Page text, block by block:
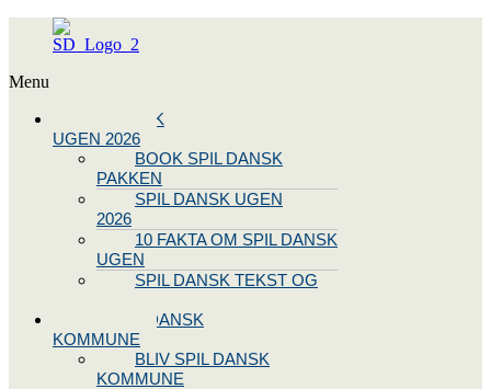
Menu
SPIL DANSK
UGEN 2026
BOOK SPIL DANSK
PAKKEN
SPIL DANSK UGEN
2026
10 FAKTA OM SPIL DANSK
UGEN
SPIL DANSK TEKST OG
BLIV SPIL DANSK
KOMMUNE
BLIV SPIL DANSK
KOMMUNE